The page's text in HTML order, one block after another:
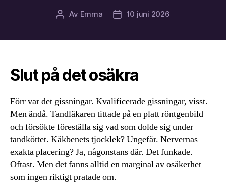
Inläggsförfattare
Av Emma Inläggsdatum
10 juni 2026
Slut på det osäkra
Förr var det gissningar. Kvalificerade gissningar, visst.
Men ändå. Tandläkaren tittade på en platt röntgenbild
och försökte föreställa sig vad som dolde sig under
tandköttet. Käkbenets tjocklek? Ungefär. Nervernas
exakta placering? Ja, någonstans där. Det funkade.
Oftast. Men det fanns alltid en marginal av osäkerhet
som ingen riktigt pratade om.